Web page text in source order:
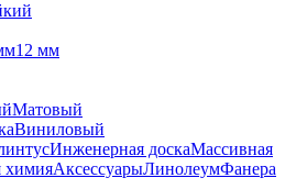
12 мм
Матовый
Виниловый
Инженерная доскаМассивная
химияАксессуарыЛинолеумФанера